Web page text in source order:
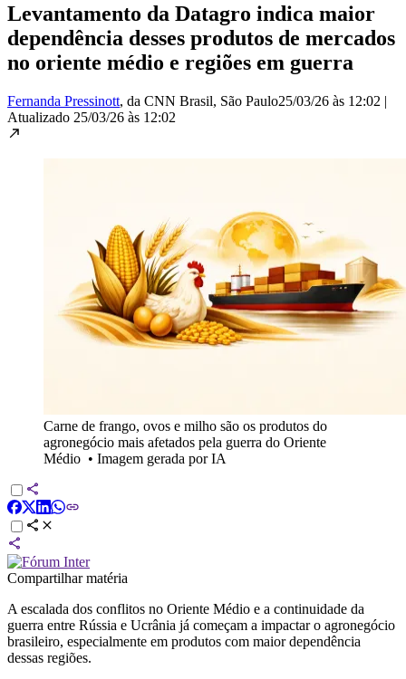
Levantamento da Datagro indica maior
dependência desses produtos de mercados
no oriente médio e regiões em guerra
Fernanda Pressinott, da CNN Brasil, São Paulo25/03/26 às 12:02 |
Atualizado 25/03/26 às 12:02
Carne de frango, ovos e milho são os produtos do
agronegócio mais afetados pela guerra do Oriente
Médio • Imagem gerada por IA
Compartilhar matéria
A escalada dos conflitos no Oriente Médio e a continuidade da
guerra entre Rússia e Ucrânia já começam a impactar o agronegócio
brasileiro, especialmente em produtos com maior dependência
dessas regiões.